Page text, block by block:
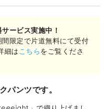
ービス実施中！
限定で片道無料にて受付
細は こちらをご覧くださ
パンツです。